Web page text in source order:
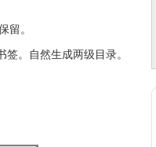
。
。自然生成两级目录。